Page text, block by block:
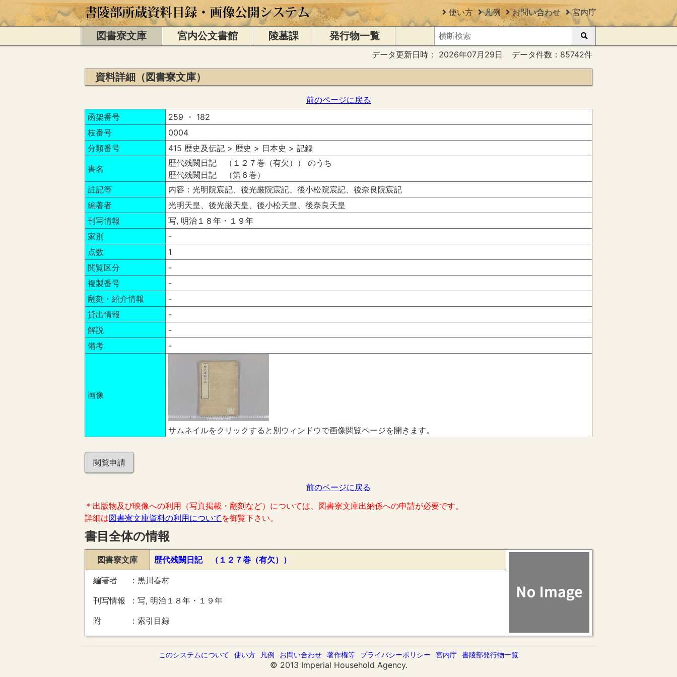
使い方 凡例 お問い合わせ 宮内庁
図書寮文庫 宮内公文書館 陵墓課 発行物一覧
データ更新日時： 2026年07月29日 データ件数：85742件
資料詳細（図書寮文庫）
前のページに戻る
函架番号
259 ・ 182
枝番号
0004
分類番号
415 歴史及伝記 > 歴史 > 日本史 > 記録
書名
歴代残闕日記 （１２７巻（有欠）） のうち
歴代残闕日記 （第６巻）
註記等
内容：光明院宸記、後光厳院宸記、後小松院宸記、後奈良院宸記
編著者
光明天皇、後光厳天皇、後小松天皇、後奈良天皇
刊写情報
写, 明治１８年・１９年
家別
-
点数
1
閲覧区分
-
複製番号
-
翻刻・紹介情報
-
貸出情報
-
解説
-
備考
-
画像
サムネイルをクリックすると別ウィンドウで画像閲覧ページを開きます。
閲覧申請
前のページに戻る
＊出版物及び映像への利用（写真掲載・翻刻など）については、図書寮文庫出納係への申請が必要です。
詳細は図書寮文庫資料の利用について を御覧下さい。
書目全体の情報
図書寮文庫 歴代残闕日記 （１２７巻（有欠））
編著者
黒川春村
刊写情報
写, 明治１８年・１９年
附
索引目録
このシステムについて 使い方 凡例 お問い合わせ 著作権等 プライバシーポリシー 宮内庁 書陵部発行物一覧
© 2013 Imperial Household Agency.